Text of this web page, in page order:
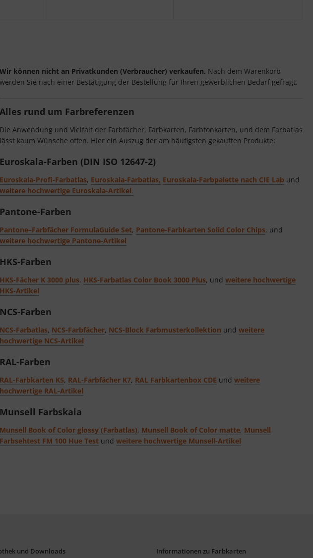
Wir können nicht an Privatkunden (Verbraucher) verkaufen. Nach dem Warenkorb
werden Sie nach einer Bestätigung der Bestellung für Ihren gewerblichen Bedarf gefragt.
Alles rund um Farbreferenzen
Die Anwendung und Vielfalt der Farbfächer, Farbkarten, Farbtonkarten, und dem Farbatlas
lässt kaum Wünsche offen. Hier ein Auszug der am häufigsten gekauften Produkte:
Euroskala-Farben (DIN ISO 12647-2)
Euroskala-Profi-Farbatlas, Euroskala-Farbatlas, Euroskala-Farbpalette nach CIE Lab und
weitere hochwertige Euroskala-Artikel.
Pantone-Farben
Pantone–Farbfächer FormulaGuide Set, Pantone-Farbkarten Solid Color Chips, und
weitere hochwertige Pantone-Artikel
HKS-Farben
HKS-Fächer K 3000 plus, HKS-Farbatlas Color Book 3000 Plus, und weitere hochwertige
HKS-Artikel
NCS-Farben
NCS-Farbatlas, NCS-Farbfächer, NCS-Block Farbmusterkollektion und weitere
hochwertige NCS-Artikel
RAL-Farben
RAL-Farbkarten K5, RAL-Farbfächer K7, RAL Farbkartenbox CDE und weitere
hochwertige RAL-Artikel
Munsell Farbskala
Munsell Book of Color glossy (Farbatlas), Munsell Book of Color matte, Munsell
Farbsehtest FM 100 Hue Test und weitere hochwertige Munsell-Artikel
und Downloads Informationen zu Farbkarten